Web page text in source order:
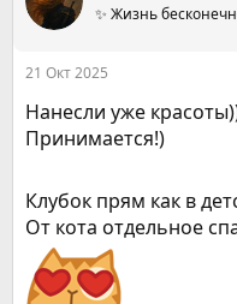
и
✨ Жизнь
21 Окт 2025
Нанесли уже
Принимается!)
Клубок прям как в
От кота отдельное